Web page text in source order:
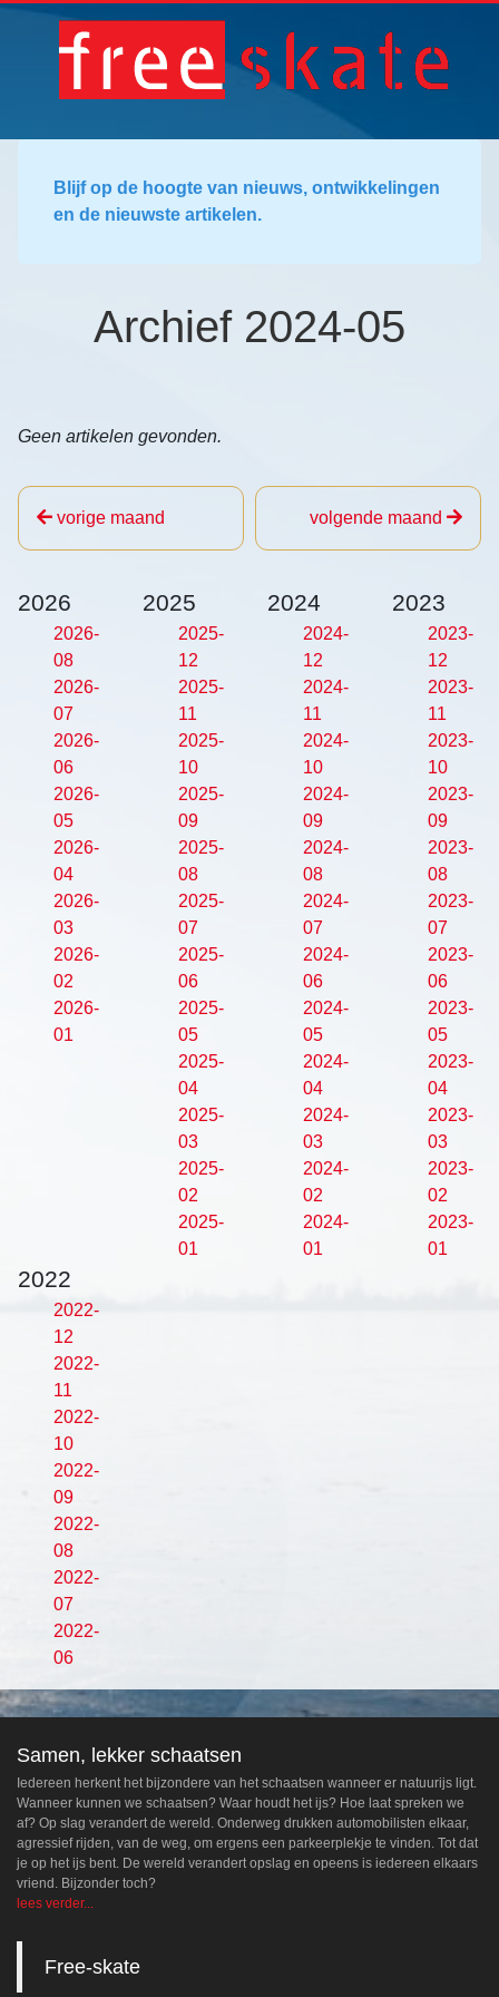
Blijf op de hoogte van nieuws, ontwikkelingen
en de nieuwste artikelen.
Archief 2024-05
Geen artikelen gevonden.
vorige maand volgende maand
2026
2026-
08
2026-
07
2026-
06
2026-
05
2026-
04
2026-
03
2026-
02
2026-
01
2025
2025-
12
2025-
11
2025-
10
2025-
09
2025-
08
2025-
07
2025-
06
2025-
05
2025-
04
2025-
03
2025-
02
2025-
01
2024
2024-
12
2024-
11
2024-
10
2024-
09
2024-
08
2024-
07
2024-
06
2024-
05
2024-
04
2024-
03
2024-
02
2024-
01
2023
2023-
12
2023-
11
2023-
10
2023-
09
2023-
08
2023-
07
2023-
06
2023-
05
2023-
04
2023-
03
2023-
02
2023-
01
2022
2022-
12
2022-
11
2022-
10
2022-
09
2022-
08
2022-
07
2022-
06
Samen, lekker schaatsen
Iedereen herkent het bijzondere van het schaatsen wanneer er natuurijs ligt.
Wanneer kunnen we schaatsen? Waar houdt het ijs? Hoe laat spreken we
af? Op slag verandert de wereld. Onderweg drukken automobilisten elkaar,
agressief rijden, van de weg, om ergens een parkeerplekje te vinden. Tot dat
je op het ijs bent. De wereld verandert opslag en opeens is iedereen elkaars
vriend. Bijzonder toch?
lees verder...
Free-skate